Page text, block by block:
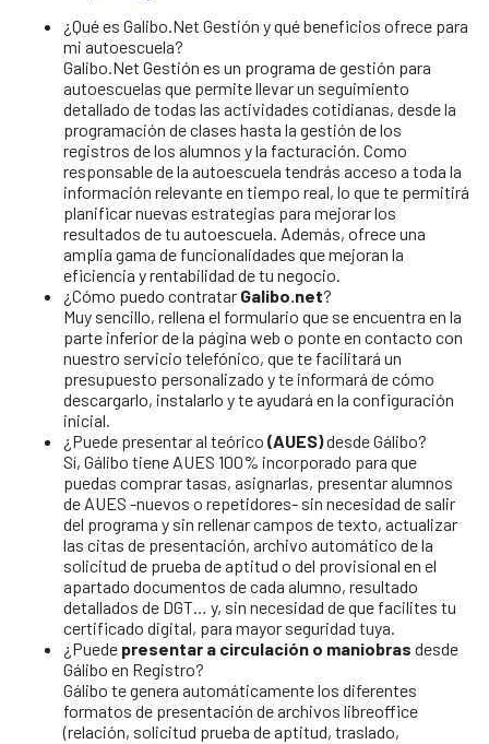
¿Qué es Galibo.Net Gestión y qué beneficios ofrece para
mi autoescuela?
Galibo.Net Gestión es un programa de gestión para
autoescuelas que permite llevar un seguimiento
detallado de todas las actividades cotidianas, desde la
programación de clases hasta la gestión de los
registros de los alumnos y la facturación. Como
responsable de la autoescuela tendrás acceso a toda la
información relevante en tiempo real, lo que te permitirá
planificar nuevas estrategias para mejorar los
resultados de tu autoescuela. Además, ofrece una
amplia gama de funcionalidades que mejoran la
eficiencia y rentabilidad de tu negocio.
¿Cómo puedo contratar Galibo.net?
Muy sencillo, rellena el formulario que se encuentra en la
parte inferior de la página web o ponte en contacto con
nuestro servicio telefónico, que te facilitará un
presupuesto personalizado y te informará de cómo
descargarlo, instalarlo y te ayudará en la configuración
inicial.
¿Puede presentar al teórico (AUES)desde Gálibo?
Sí, Gálibo tiene AUES 100% incorporado para que
puedas comprar tasas, asignarlas, presentar alumnos
de AUES -nuevos o repetidores- sin necesidad de salir
del programa y sin rellenar campos de texto, actualizar
las citas de presentación, archivo automático de la
solicitud de prueba de aptitud o del provisional en el
apartado documentos de cada alumno, resultado
detallados de DGT… y, sin necesidad de que facilites tu
certificado digital, para mayor seguridad tuya.
¿Puede presentar a circulación o maniobras desde
Gálibo en Registro?
Gálibo te genera automáticamente los diferentes
formatos de presentación de archivos libreoffice
(relación, solicitud prueba de aptitud, traslado,